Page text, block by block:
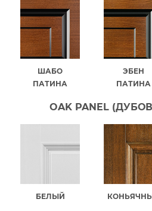
ШАБО
ПАТИНА
ЭБЕН
ПАТИНА
OAK PANEL
БЕЛЫЙ